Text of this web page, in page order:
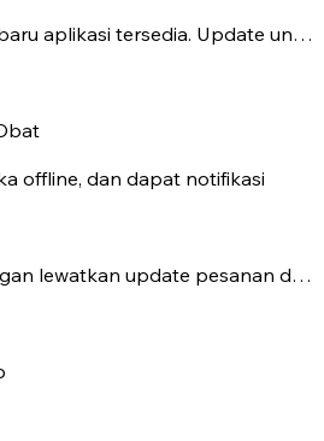
aplikasi tersedia. Update untuk fitur terbaru.
offline, dan dapat notifikasi
lewatkan update pesanan dan chat dokter.